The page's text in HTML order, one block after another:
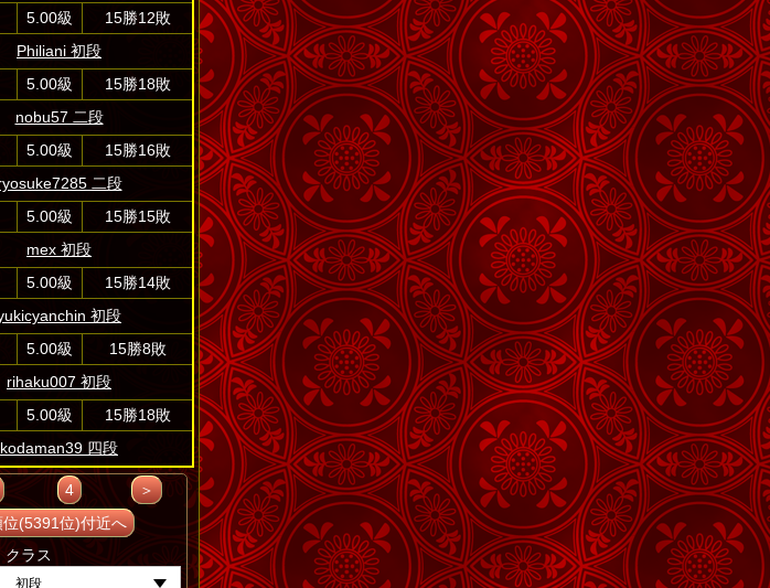
5.00級
15勝12敗
Philiani 初段
5.00級
15勝18敗
nobu57 二段
5.00級
15勝16敗
二段
5.00級
15勝15敗
mex 初段
5.00級
15勝14敗
初段
5.00級
15勝8敗
rihaku007 初段
5.00級
15勝18敗
kodaman39 四段
4
＞
(5391位)付近へ
クラス
初段